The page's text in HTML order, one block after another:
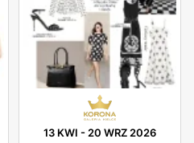
13 KWI - 20 WRZ 2026